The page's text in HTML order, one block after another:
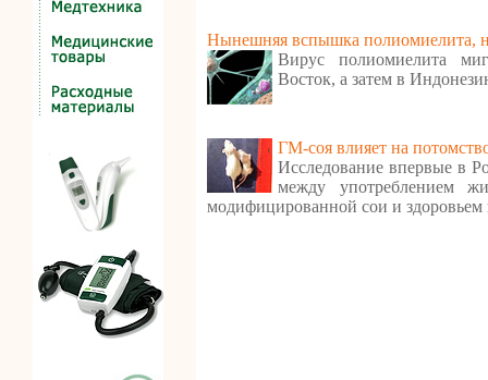
Нынешняя вспышка полиомиелита,
Вирус полиомиелита
Восток, а затем в
ГМ-соя влияет на
Исследование впервые в
между употреблением
модифицированной сои и здоровьем